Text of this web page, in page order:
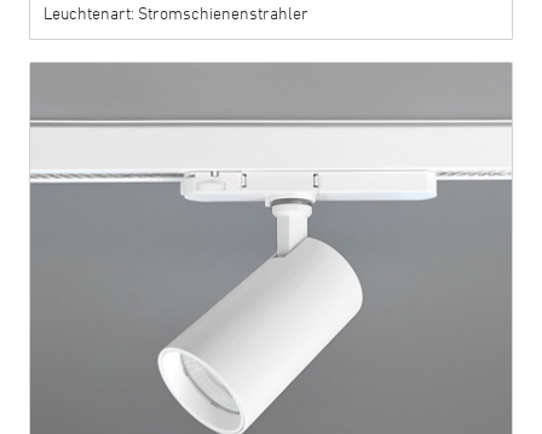
Leuchtenart: Stromschienenstrahler